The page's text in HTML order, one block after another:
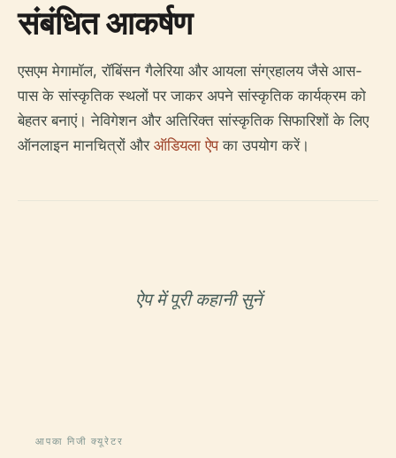
संबंधित आकर्षण
एसएम मेगामॉल, रॉबिंसन गैलेरिया और आयला संग्रहालय जैसे आस-
पास के सांस्कृतिक स्थलों पर जाकर अपने सांस्कृतिक कार्यक्रम को
बेहतर बनाएं। नेविगेशन और अतिरिक्त सांस्कृतिक सिफारिशों के लिए
ऑनलाइन मानचित्रों और ऑडियला ऐपका उपयोग करें।
ऐप में पूरी कहानी सुनें
आपका निजी क्यूरेटर